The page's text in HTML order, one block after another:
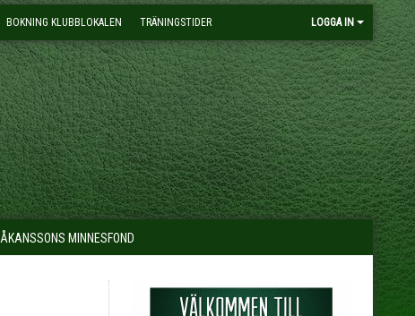
BOKNING KLUBBLOKALEN TRÄNINGSTIDER LOGGA IN
MINNESFOND